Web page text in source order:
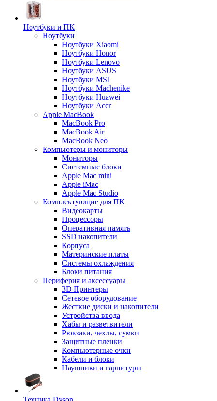
Ноутбуки и ПК
Ноутбуки
Ноутбуки Xiaomi
Ноутбуки Honor
Ноутбуки Lenovo
Ноутбуки ASUS
Ноутбуки MSI
Ноутбуки Machenike
Ноутбуки Huawei
Ноутбуки Acer
Apple MacBook
MacBook Pro
MacBook Air
MacBook Neo
Компьютеры и мониторы
Мониторы
Системные блоки
Apple Mac mini
Apple iMac
Apple Mac Studio
Комплектующие для ПК
Видеокарты
Процессоры
Оперативная память
SSD накопители
Корпуса
Материнские платы
Системы охлаждения
Блоки питания
Периферия и аксессуары
3D Принтеры
Сетевое оборудование
Жесткие диски и накопители
Устройства ввода
Хабы и разветвители
Рюкзаки, чехлы, сумки
Защитные пленки
Компьютерные очки
Кабели и блоки
Наушники и гарнитуры
Техника Dyson